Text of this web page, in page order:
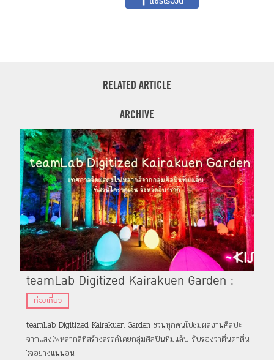
RELATED ARTICLE
ARCHIVE
teamLab Digitized Kairakuen Garden :
เทศกาลจัดแสดงไฟหลากสีจากกลุ่มศิลปินทีมแล็บ
ที่สวนไคราคุเอ็น จังหวัดอิบารากิ
ท่องเที่ยว
teamLab Digitized Kairakuen Garden ชวนทุกคนไปชมผลงานศิลปะ
จากแสงไฟหลากสีที่สร้างสรรค์โดยกลุ่มศิลปินทีมแล็บ รับรองว่าตื่นตาตื่น
ใจอย่างแน่นอน